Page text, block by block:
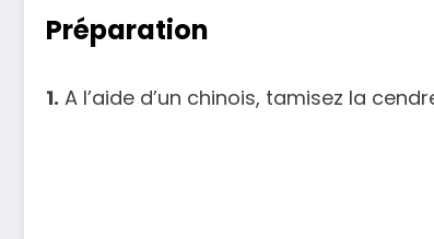
Préparation
1. A l’aide d’un chinois, tamisez la